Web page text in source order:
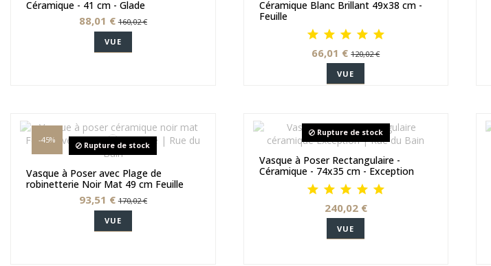
Céramique - 41 cm - Glade
88,01 €160,02 €
VUE
Céramique Blanc Brillant 49x38 cm -
Feuille
66,01 €120,02 €
VUE
-45%
Rupture de stock
Vasque à Poser avec Plage de
robinetterie Noir Mat 49 cm Feuille
93,51 €170,02 €
VUE
Rupture de stock
Vasque à Poser Rectangulaire -
Céramique - 74x35 cm - Exception
240,02 €
VUE